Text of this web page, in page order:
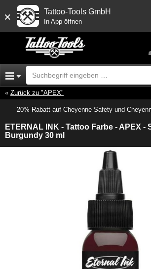
× Tattoo-Tools GmbH
In App öffnen
Zurück zu "APEX"
20% Rabatt auf Cheyenne Safety und
ETERNAL INK - Tattoo Farbe - APEX -
Burgundy 30 ml